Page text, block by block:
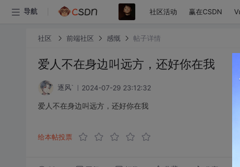
导航 社区活动 赢在CSDN
社区 前端社区 感慨 帖子详情
爱人不在身边叫远方，还好你在我
逐风` 2024-07-29 23:12:32
爱人不在身边叫远方，还好你在我
给本帖投票